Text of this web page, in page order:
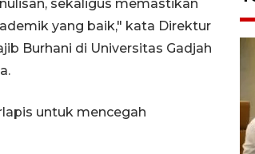
sekaligus memastikan
yang baik," kata Direktur
Burhani di Universitas Gadjah
untuk mencegah